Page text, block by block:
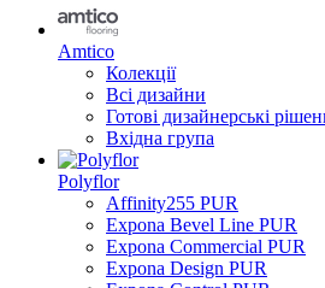
Amtico
Колекції
Всі дизайни
Готові дизайнерські
Вхідна група
Polyflor
Affinity255 PUR
Expona Bevel Line PUR
Expona Commercial PUR
Expona Design PUR